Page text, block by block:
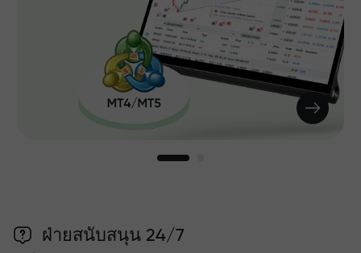
ฝ่ายสนับสนุน 24/7